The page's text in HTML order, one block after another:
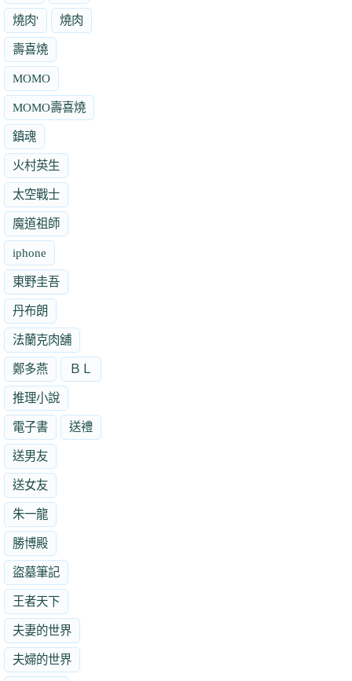
燒肉' 燒肉
壽喜燒
MOMO
MOMO壽喜燒
鎮魂
火村英生
太空戰士
魔道祖師
iphone
東野圭吾
丹布朗
法蘭克肉舖
鄭多燕 ＢＬ
推理小說
電子書 送禮
送男友
送女友
朱一龍
勝博殿
盜墓筆記
王者天下
夫妻的世界
夫婦的世界